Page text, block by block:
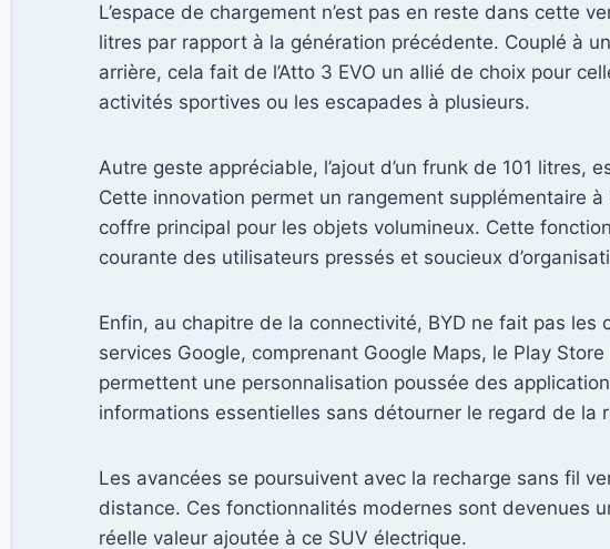
L’espace de chargement n’est pas en reste dans cette
litres par rapport à la génération précédente. Couplé à
arrière, cela fait de l’Atto 3 EVO un allié de choix pour
activités sportives ou les escapades à plusieurs.
Autre geste appréciable, l’ajout d’un frunk de 101
Cette innovation permet un rangement supplémentaire
coffre principal pour les objets volumineux. Cette
courante des utilisateurs pressés et soucieux
Enfin, au chapitre de la connectivité, BYD ne fait pas les
services Google, comprenant Google Maps, le Play
permettent une personnalisation poussée des
informations essentielles sans détourner le regard de la
Les avancées se poursuivent avec la recharge sans fil
distance. Ces fonctionnalités modernes sont devenues
réelle valeur ajoutée à ce SUV électrique.